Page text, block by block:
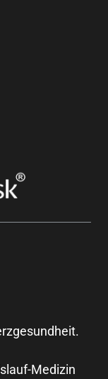
Medizin